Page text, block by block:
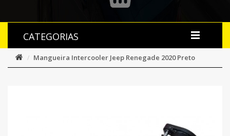
CATEGORIAS
Mangueira Intercooler Jeep Renegade 2020 Preto